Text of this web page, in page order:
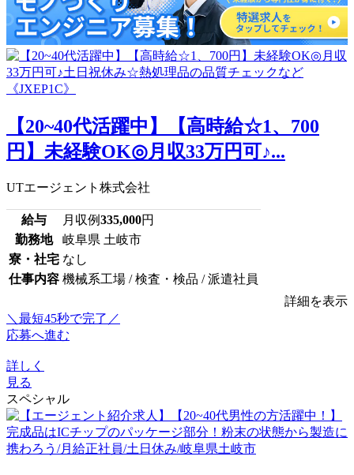
【20~40代活躍中】【高時給☆1、700
円】未経験OK◎月収33万円可♪...
UTエージェント株式会社
給与 月収例335,000円
勤務地
岐阜県 土岐市
寮・社宅 なし
仕事内容 機械系工場 / 検査・検品 / 派遣社員
詳細を表示
＼最短45秒で完了／
応募へ進む
詳しく
見る
スペシャル